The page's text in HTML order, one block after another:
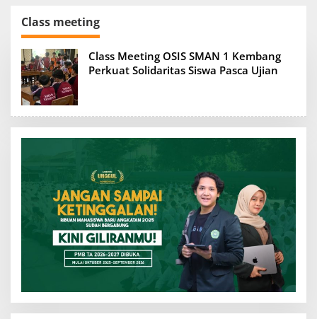
Class meeting
Class Meeting OSIS SMAN 1 Kembang
Perkuat Solidaritas Siswa Pasca Ujian